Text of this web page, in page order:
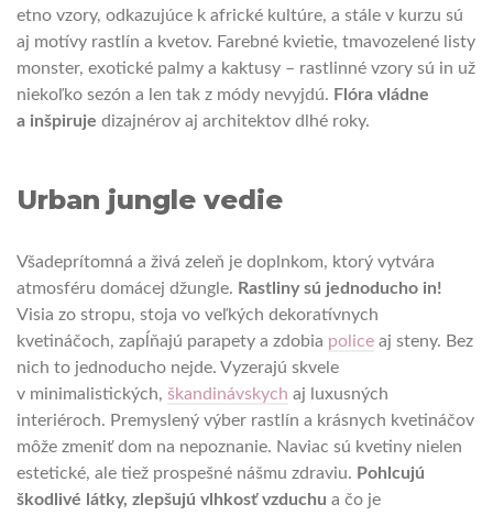
etno vzory, odkazujúce k africké kultúre, a stále v kurzu sú
aj motívy rastlín a kvetov. Farebné kvietie, tmavozelené listy
monster, exotické palmy a kaktusy – rastlinné vzory sú in už
niekoľko sezón a len tak z módy nevyjdú. Flóra vládne
a inšpiruje dizajnérov aj architektov dlhé roky.
Urban jungle vedie
Všadeprítomná a živá zeleň je doplnkom, ktorý vytvára
atmosféru domácej džungle. Rastliny sú jednoducho in!
Visia zo stropu, stoja vo veľkých dekoratívnych
kvetináčoch, zapĺňajú parapety a zdobia police aj steny. Bez
nich to jednoducho nejde. Vyzerajú skvele
v minimalistických, škandinávskych aj luxusných
interiéroch. Premyslený výber rastlín a krásnych kvetináčov
môže zmeniť dom na nepoznanie. Naviac sú kvetiny nielen
estetické, ale tiež prospešné nášmu zdraviu. Pohlcujú
škodlivé látky, zlepšujú vlhkosť vzduchu a čo je